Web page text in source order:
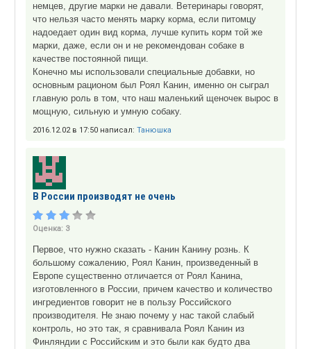
немцев, другие марки не давали. Ветеринары говорят,
что нельзя часто менять марку корма, если питомцу
надоедает один вид корма, лучше купить корм той же
марки, даже, если он и не рекомендован собаке в
качестве постоянной пищи.
Конечно мы использовали специальные добавки, но
основным рационом был Роял Канин, именно он сыграл
главную роль в том, что наш маленький щеночек вырос в
мощную, сильную и умную собаку.
2016.12.02 в 17:50 написал: Танюшка
В России производят не очень
Оценка: 3
Первое, что нужно сказать - Канин Канину рознь. К
большому сожалению, Роял Канин, произведенный в
Европе существенно отличается от Роял Канина,
изготовленного в России, причем качество и количество
ингредиентов говорит не в пользу Российского
производителя. Не знаю почему у нас такой слабый
контроль, но это так, я сравнивала Роял Канин из
Финляндии с Российским и это были как будто два